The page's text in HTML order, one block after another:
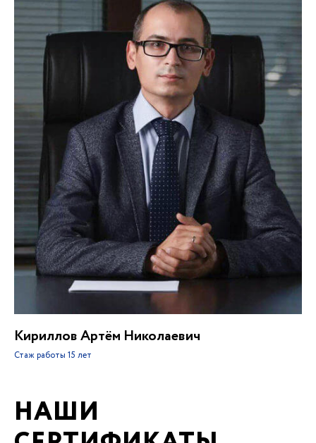
Кириллов Артём Николаевич
Стаж работы 15 лет
НАШИ